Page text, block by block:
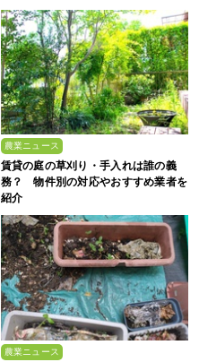
農業ニュース
賃貸の庭の草刈り・手入れは誰の義
務？ 物件別の対応やおすすめ業者を
紹介
農業ニュース